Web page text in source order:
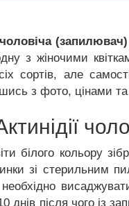
(запилювач)
з жіночими
сортів, але
з фото, цінами
білого кольору
зі стерильним
днів після чого із